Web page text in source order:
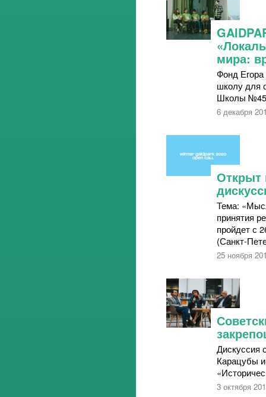
мира:
Фонд
школу для
Школы
6 декабря
Открыт
Тема:
принятия
пройдет с
(Санкт-
25 ноября
Дискуссия
Карацубы
3 октября